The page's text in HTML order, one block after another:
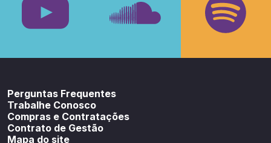
Perguntas Frequentes
Trabalhe Conosco
Compras e Contratações
Contrato de Gestão
Mapa do site